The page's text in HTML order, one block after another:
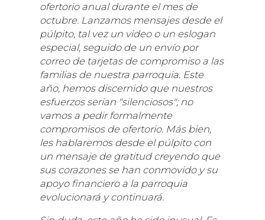
ofertorio anual durante el mes de
octubre. Lanzamos mensajes desde el
púlpito, tal vez un video o un eslogan
especial, seguido de un envío por
correo de tarjetas de compromiso a las
familias de nuestra parroquia. Este
año, hemos discernido que nuestros
esfuerzos serían "silenciosos"; no
vamos a pedir formalmente
compromisos de ofertorio. Más bien,
les hablaremos desde el púlpito con
un mensaje de gratitud creyendo que
sus corazones se han conmovido y su
apoyo financiero a la parroquia
evolucionará y continuará.